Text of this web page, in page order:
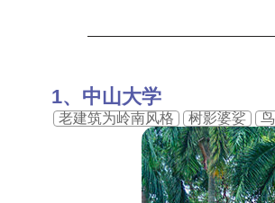
中山大学
老建筑为岭南风格 树影婆娑